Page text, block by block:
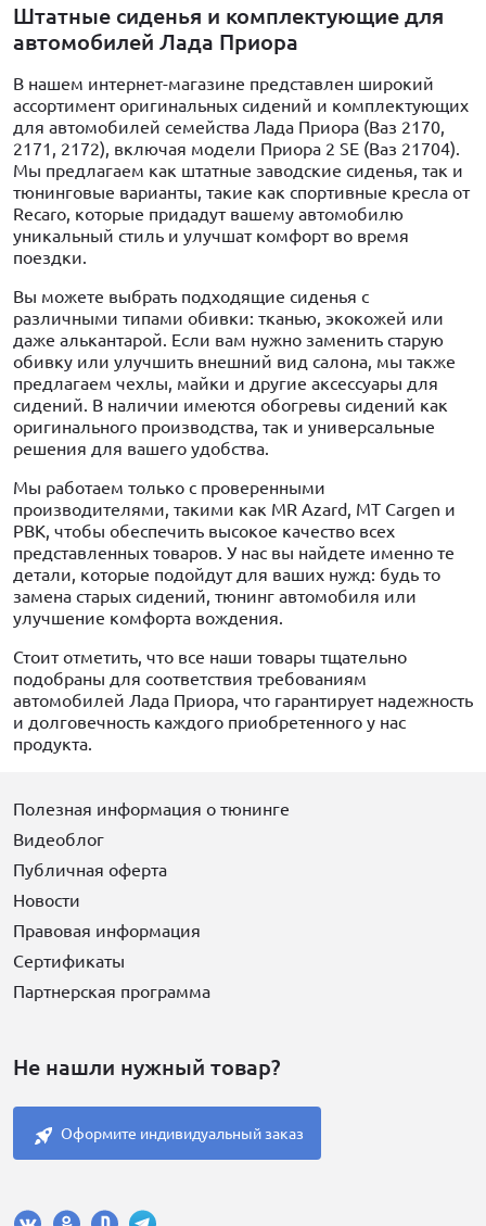
Штатные сиденья и комплектующие для
автомобилей Лада Приора
В нашем интернет-магазине представлен широкий
ассортимент оригинальных сидений и комплектующих
для автомобилей семейства Лада Приора (Ваз 2170,
2171, 2172), включая модели Приора 2 SE (Ваз 21704).
Мы предлагаем как штатные заводские сиденья, так и
тюнинговые варианты, такие как спортивные кресла от
Recaro, которые придадут вашему автомобилю
уникальный стиль и улучшат комфорт во время
поездки.
Вы можете выбрать подходящие сиденья с
различными типами обивки: тканью, экокожей или
даже алькантарой. Если вам нужно заменить старую
обивку или улучшить внешний вид салона, мы также
предлагаем чехлы, майки и другие аксессуары для
сидений. В наличии имеются обогревы сидений как
оригинального производства, так и универсальные
решения для вашего удобства.
Мы работаем только с проверенными
производителями, такими как MR Azard, MT Cargen и
PBK, чтобы обеспечить высокое качество всех
представленных товаров. У нас вы найдете именно те
детали, которые подойдут для ваших нужд: будь то
замена старых сидений, тюнинг автомобиля или
улучшение комфорта вождения.
Стоит отметить, что все наши товары тщательно
подобраны для соответствия требованиям
автомобилей Лада Приора, что гарантирует надежность
и долговечность каждого приобретенного у нас
продукта.
Полезная информация о тюнинге
Видеоблог
Публичная оферта
Новости
Правовая информация
Сертификаты
Партнерская программа
Не нашли нужный товар?
Оформите индивидуальный заказ